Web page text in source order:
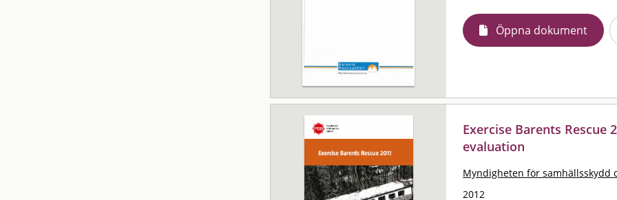
Öppna dokument
Exercise Barents Rescue
evaluation
Myndigheten för samhällsskydd
2012